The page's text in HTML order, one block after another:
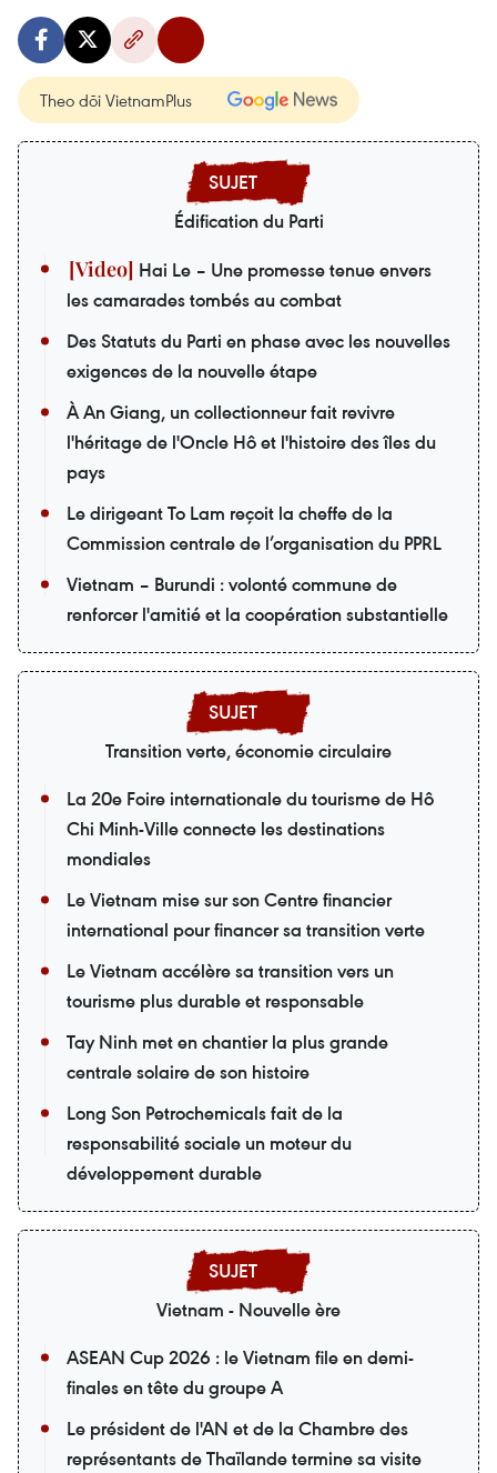
Theo dõi VietnamPlus
Édification du Parti
Hai Le – Une promesse tenue envers
les camarades tombés au combat
Des Statuts du Parti en phase avec les nouvelles
exigences de la nouvelle étape
À An Giang, un collectionneur fait revivre
l'héritage de l'Oncle Hô et l'histoire des îles du
pays
Le dirigeant To Lam reçoit la cheffe de la
Commission centrale de l’organisation du PPRL
Vietnam – Burundi : volonté commune de
renforcer l'amitié et la coopération substantielle
Transition verte, économie circulaire
La 20e Foire internationale du tourisme de Hô
Chi Minh-Ville connecte les destinations
mondiales
Le Vietnam mise sur son Centre financier
international pour financer sa transition verte
Le Vietnam accélère sa transition vers un
tourisme plus durable et responsable
Tay Ninh met en chantier la plus grande
centrale solaire de son histoire
Long Son Petrochemicals fait de la
responsabilité sociale un moteur du
développement durable
Vietnam - Nouvelle ère
ASEAN Cup 2026 : le Vietnam file en demi-
finales en tête du groupe A
Le président de l'AN et de la Chambre des
représentants de Thaïlande termine sa visite